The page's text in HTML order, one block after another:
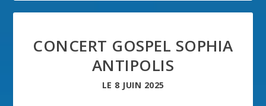
CONCERT GOSPEL SOPHIA
ANTIPOLIS
LE 8 JUIN 2025